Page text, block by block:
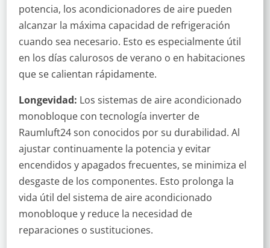
potencia, los acondicionadores de aire pueden
alcanzar la máxima capacidad de refrigeración
cuando sea necesario. Esto es especialmente útil
en los días calurosos de verano o en habitaciones
que se calientan rápidamente.
Longevidad: Los sistemas de aire acondicionado
monobloque con tecnología inverter de
Raumluft24 son conocidos por su durabilidad. Al
ajustar continuamente la potencia y evitar
encendidos y apagados frecuentes, se minimiza el
desgaste de los componentes. Esto prolonga la
vida útil del sistema de aire acondicionado
monobloque y reduce la necesidad de
reparaciones o sustituciones.